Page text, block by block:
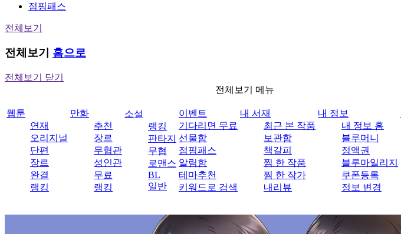
점핑패스
전체보기
전체보기 홈으로
전체보기 닫기
전체보기 메뉴
웹툰
연재
오리지널
단편
장르
완결
랭킹
만화
추천
장르
무협관
성인관
무료
랭킹
소설
랭킹
판타지
무협
로맨스
BL
일반
이벤트
기다리면 무료
선물함
점핑패스
알림함
테마추천
키워드로 검색
내 서재
최근 본 작품
보관함
책갈피
찜 한 작품
찜 한 작가
내리뷰
내 정보
내 정보 홈
블루머니
정액권
블루마일리지
쿠폰등록
정보 변경